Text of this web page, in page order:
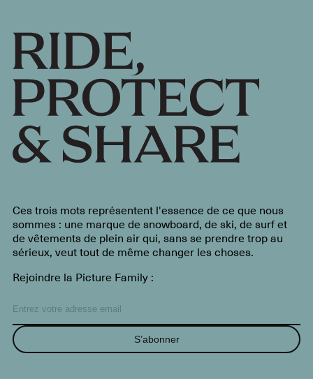
Ces trois mots représentent l'essence de ce que nous
sommes : une marque de snowboard, de ski, de surf et
de vêtements de plein air qui, sans se prendre trop au
sérieux, veut tout de même changer les choses.
Rejoindre la Picture Family :
S’abonner